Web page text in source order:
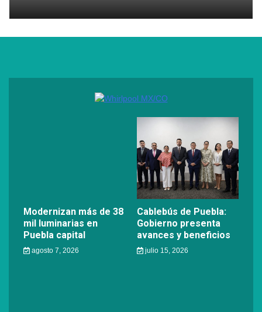
Modernizan más de 38
mil luminarias en
Puebla capital
agosto 7, 2026
Cablebús de Puebla:
Gobierno presenta
avances y beneficios
julio 15, 2026